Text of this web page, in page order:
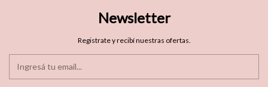
Newsletter
Registrate y recibí nuestras ofertas.